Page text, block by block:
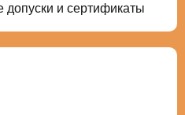
и сертификаты